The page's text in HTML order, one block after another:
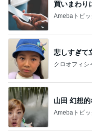
買いまわり
Amebaトピッ
悲しすぎて
クロオフィ
山田 幻想
Amebaトピッ